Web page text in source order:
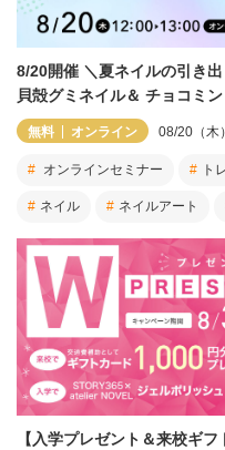
8/20開催 ＼夏ネイルの引き
貝殻グミネイル＆ チョコミ
無料 オンライン 08/20（木）
オンラインセミナー ト
ネイル ネイルアート
【入学プレゼント＆来校ギ